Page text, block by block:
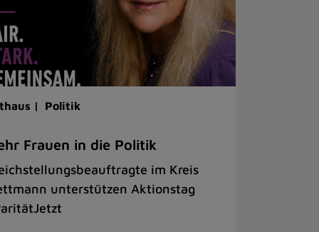
| Politik
Frauen in die Politik
im Kreis
unterstützen Aktionstag